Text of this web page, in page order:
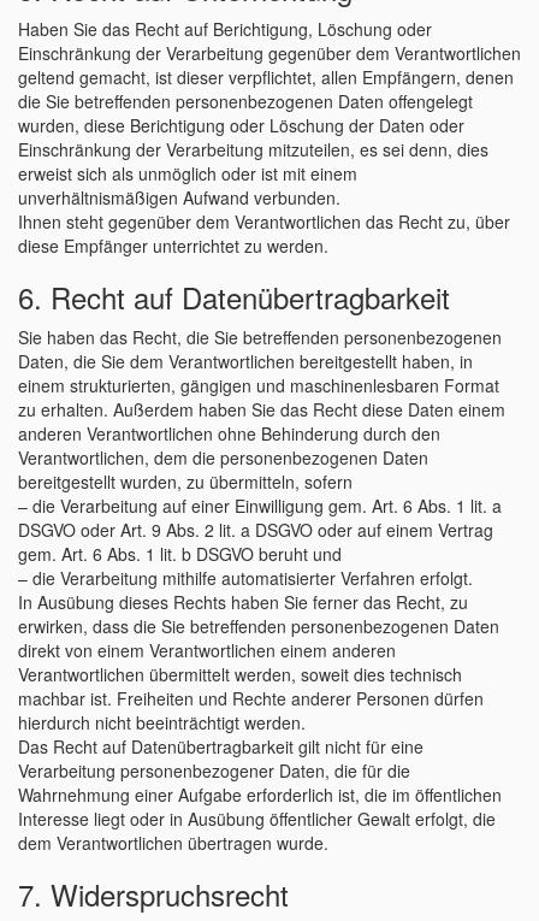
Haben Sie das Recht auf Berichtigung, Löschung oder
Einschränkung der Verarbeitung gegenüber dem Verantwortlichen
geltend gemacht, ist dieser verpflichtet, allen Empfängern, denen
die Sie betreffenden personenbezogenen Daten offengelegt
wurden, diese Berichtigung oder Löschung der Daten oder
Einschränkung der Verarbeitung mitzuteilen, es sei denn, dies
erweist sich als unmöglich oder ist mit einem
unverhältnismäßigen Aufwand verbunden.
Ihnen steht gegenüber dem Verantwortlichen das Recht zu, über
diese Empfänger unterrichtet zu werden.
6. Recht auf Datenübertragbarkeit
Sie haben das Recht, die Sie betreffenden personenbezogenen
Daten, die Sie dem Verantwortlichen bereitgestellt haben, in
einem strukturierten, gängigen und maschinenlesbaren Format
zu erhalten. Außerdem haben Sie das Recht diese Daten einem
anderen Verantwortlichen ohne Behinderung durch den
Verantwortlichen, dem die personenbezogenen Daten
bereitgestellt wurden, zu übermitteln, sofern
– die Verarbeitung auf einer Einwilligung gem. Art. 6 Abs. 1 lit. a
DSGVO oder Art. 9 Abs. 2 lit. a DSGVO oder auf einem Vertrag
gem. Art. 6 Abs. 1 lit. b DSGVO beruht und
– die Verarbeitung mithilfe automatisierter Verfahren erfolgt.
In Ausübung dieses Rechts haben Sie ferner das Recht, zu
erwirken, dass die Sie betreffenden personenbezogenen Daten
direkt von einem Verantwortlichen einem anderen
Verantwortlichen übermittelt werden, soweit dies technisch
machbar ist. Freiheiten und Rechte anderer Personen dürfen
hierdurch nicht beeinträchtigt werden.
Das Recht auf Datenübertragbarkeit gilt nicht für eine
Verarbeitung personenbezogener Daten, die für die
Wahrnehmung einer Aufgabe erforderlich ist, die im öffentlichen
Interesse liegt oder in Ausübung öffentlicher Gewalt erfolgt, die
dem Verantwortlichen übertragen wurde.
7. Widerspruchsrecht